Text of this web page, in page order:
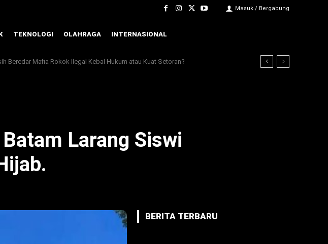
Masuk / Bergabung
TEKNOLOGI OLAHRAGA INTERNASIONAL
Beredar Mafia Rokok Ilegal Kebal Hukum atau Kuat Setoran?
Larang Siswi
BERITA TERBARU